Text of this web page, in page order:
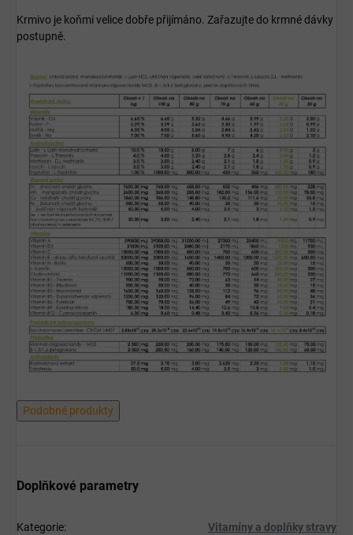
Krmivo je koňmi velice dobře přijímáno. Zařazujte do krmné dávky
postupně.
Podobné produkty
Doplňkové parametry
Kategorie: Vitamíny a doplňky stravy